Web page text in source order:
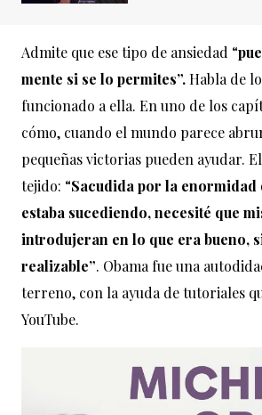
Admite que ese tipo de ansiedad “
mente si se lo permites”.Habla de
funcionado a ella. En uno de los
cómo, cuando el mundo parece
pequeñas victorias pueden ayudar.
tejido: “Sacudida por la enormidad
estaba sucediendo, necesité que
introdujeran en lo que era bueno,
realizable”. Obama fue una
terreno, con la ayuda de tutoriales
YouTube.